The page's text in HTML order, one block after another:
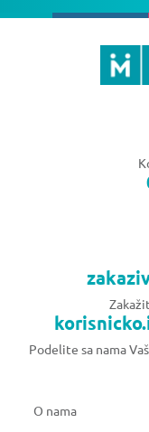
Podelite sa nama
O nama